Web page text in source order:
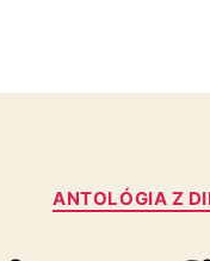
ANTOLÓGIA Z